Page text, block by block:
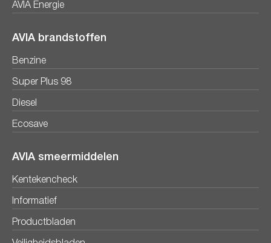
AVIA Energie
AVIA brandstoffen
Benzine
Super Plus 98
Diesel
Ecosave
AVIA smeermiddelen
Kentekencheck
Informatief
Productbladen